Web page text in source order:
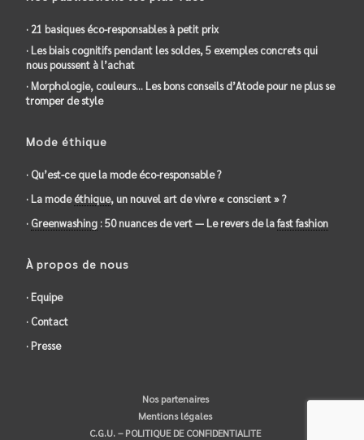
· 21 basiques éco-responsables à petit prix
· Les biais cognitifs pendant les soldes, 5 exemples concrets qui
nous poussent à l’achat
· Morphologie, couleurs… Les bons conseils d’Atode pour ne plus se
tromper de style
Mode éthique
· Qu’est-ce que la mode éco-responsable ?
· La modeéthique, un nouvel art de vivre « conscient » ?
· Greenwashing : 50 nuances de vert — Le revers de lafast fashion
À propos de nous
· Equipe
· Contact
· Presse
Nos partenaires
Mentions légales
C.G.U. – POLITIQUE DE CONFIDENTIALITE